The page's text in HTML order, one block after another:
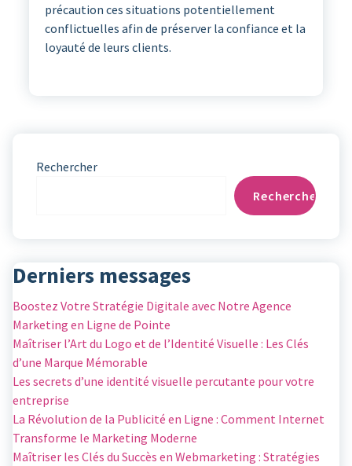
précaution ces situations potentiellement
conflictuelles afin de préserver la confiance et la
loyauté de leurs clients.
Rechercher
Rechercher
Derniers messages
Boostez Votre Stratégie Digitale avec Notre Agence
Marketing en Ligne de Pointe
Maîtriser l’Art du Logo et de l’Identité Visuelle : Les Clés
d’une Marque Mémorable
Les secrets d’une identité visuelle percutante pour votre
entreprise
La Révolution de la Publicité en Ligne : Comment Internet
Transforme le Marketing Moderne
Maîtriser les Clés du Succès en Webmarketing : Stratégies